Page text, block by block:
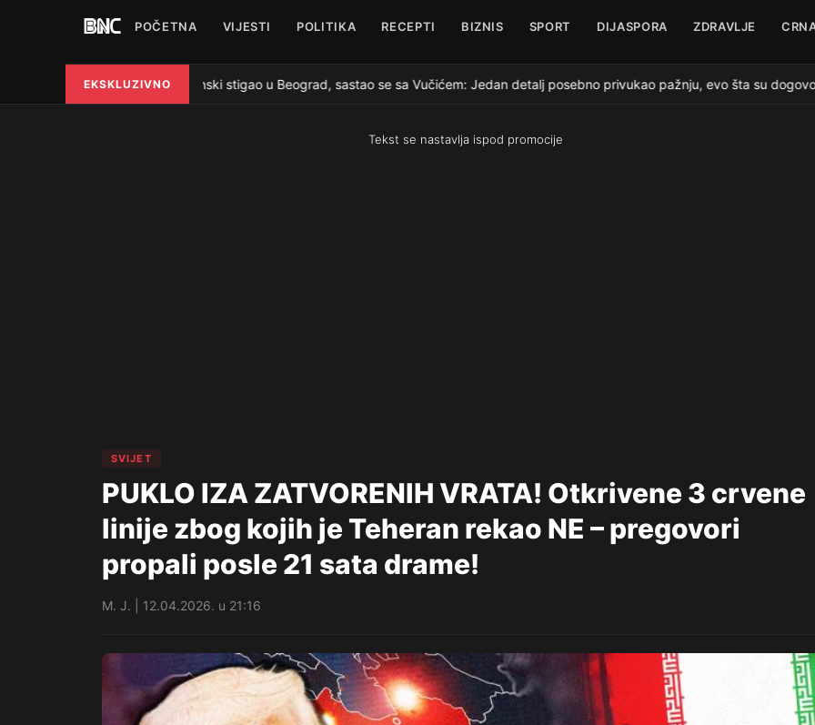
POČETNA VIJESTI POLITIKA RECEPTI BIZNIS SPORT DIJASPORA ZDRAVLJE
EKSKLUZIVNO
● Zelenski stigao u Beograd, sastao se sa Vučićem: Jedan detalj posebno privukao pažnju, evo šta su
Tekst se nastavlja ispod promocije
SVIJET
PUKLO IZA ZATVORENIH VRATA! Otkrivene 3 crvene
linije zbog kojih je Teheran rekao NE – pregovori
propali posle 21 sata drame!
M. J. | 12.04.2026. u 21:16